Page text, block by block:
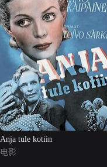
Anja tule kotiin
电影